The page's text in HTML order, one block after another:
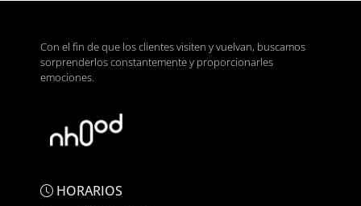
Con el fin de que los clientes visiten y vuelvan, buscamos
sorprenderlos constantemente y proporcionarles
emociones.
HORARIOS